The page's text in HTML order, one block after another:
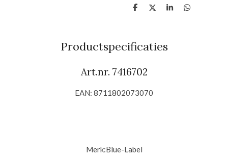
D
n
D
S
D
Productspecificaties
Art.nr. 7416702
EAN: 8711802073070
Merk:Blue-Label